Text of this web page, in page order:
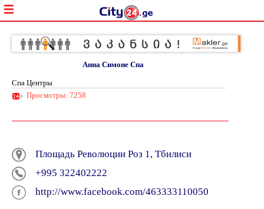
Анна Симоне Спа
Спа Центры
Просмотры: 7258
Площадь Революции Pоз 1, Тбилиси
+995 322402222
http://www.facebook.com/463333110050